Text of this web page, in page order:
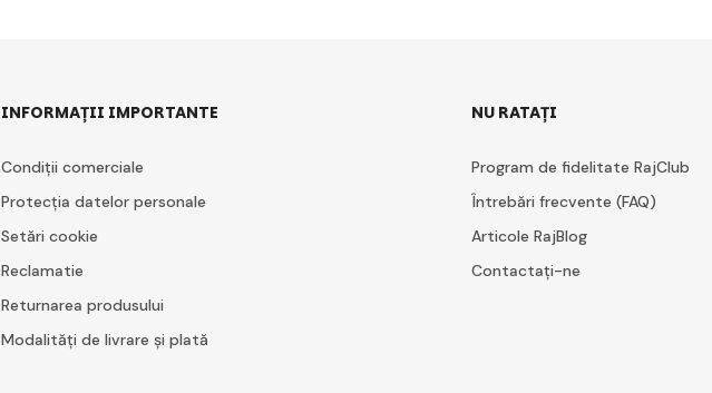
INFORMAȚII IMPORTANTE
Condiții comerciale
Protecția datelor personale
Setări cookie
Reclamatie
Returnarea produsului
Modalități de livrare și plată
NU RATAȚI
Program de fidelitate RajClub
Întrebări frecvente (FAQ)
Articole RajBlog
Contactați-ne